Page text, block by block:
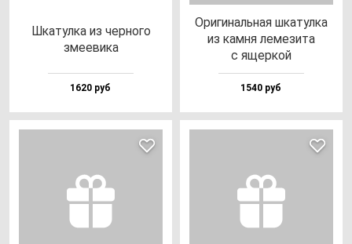
Шка­тул­ка из чер­но­го
зме­еви­ка
1620 руб
Ори­ги­наль­ная шка­тул­ка
из кам­ня ле­ме­зи­та
с ящер­кой
1540 руб